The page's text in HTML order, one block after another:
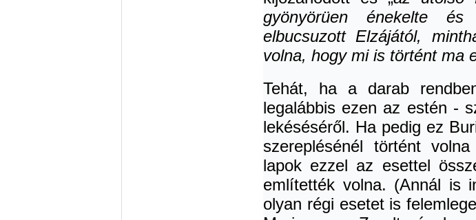
gyönyörüen énekelte
elbucsuzott Elzájától,
volna, hogy mi is történt ma
Tehát, ha a darab
legalábbis ezen az estén -
lekéséséről. Ha pedig ez
szereplésénél történt
lapok ezzel az esettel
említették volna. (Annál is
olyan régi esetet is